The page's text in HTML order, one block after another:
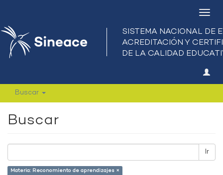
Buscar
Buscar
Ir
Materia: Reconomiento de aprendizajes ×